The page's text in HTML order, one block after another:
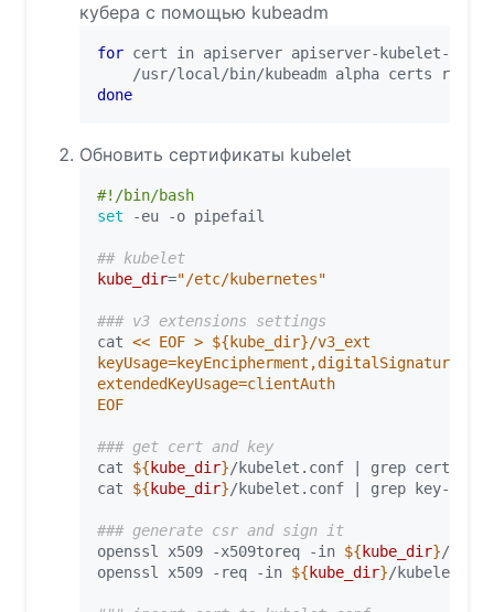
кубера с помощью kubeadm
for cert in apiserver apiserver-kubelet-
    /usr/local/bin/kubeadm alpha certs renew
done
Обновить сертификаты kubelet
set
## kubelet
kube_dir="/etc/kubernetes"
### v3 extensions settings
cat
EOF
### get cert and key
cat ${ kube_dir}/kubelet.conf
grep
cat ${ kube_dir}/kubelet.conf grep key-data
### generate csr and sign it
openssl x509 -x509toreq -in ${ kube_dir}/
openssl x509 -req -in ${ kube_dir}/